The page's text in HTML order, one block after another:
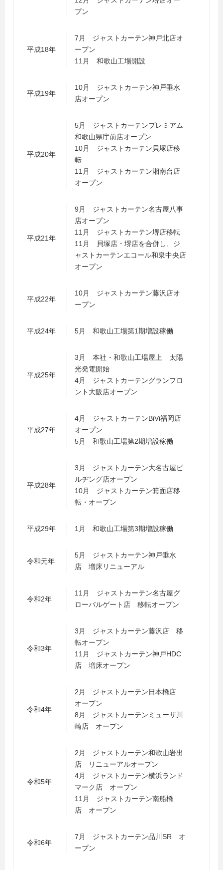
プン
平成18年
7月 ジャストカーテン神戸北店オ
ープン
11月 和歌山工場開設
平成19年
10月 ジャストカーテン神戸垂水
店オープン
平成20年
5月 ジャストカーテンプレミアム
和歌山県庁前店オープン
10月 ジャストカーテン貝塚店移
転
11月 ジャストカーテン湘南台店
オープン
平成21年
9月 ジャストカーテン名古屋八事
店オープン
11月 ジャストカーテン堺店移転
11月 貝塚店・堺店を合併し、ジ
ャストカーテンエコール和泉中央店
オープン
平成22年
10月 ジャストカーテン藤沢店オ
ープン
平成24年 5月 和歌山工場第1期増設稼働
平成25年
3月 本社・和歌山工場屋上 太陽
光発電開始
4月 ジャストカーテングランフロ
ント大阪店オープン
平成27年
4月 ジャストカーテンBiVi福岡店
オープン
5月 和歌山工場第2期増設稼働
平成28年
3月 ジャストカーテン大名古屋ビ
ルヂング店オープン
10月 ジャストカーテン箕面店移
転・オープン
平成29年 1月 和歌山工場第3期増設稼働
令和元年
5月 ジャストカーテン神戸垂水
店 増床リニューアル
令和2年
11月 ジャストカーテン名古屋グ
ローバルゲート店 移転オープン
令和3年
3月 ジャストカーテン藤沢店 移
転オープン
11月 ジャストカーテン神戸HDC
店 増床オープン
令和4年
2月 ジャストカーテン日本橋店
オープン
8月 ジャストカーテンミューザ川
崎店 オープン
令和5年
2月 ジャストカーテン和歌山岩出
店 リニューアルオープン
4月 ジャストカーテン横浜ランド
マーク店 オープン
11月 ジャストカーテン南船橋
店 オープン
令和6年
7月 ジャストカーテン品川SR オ
ープン